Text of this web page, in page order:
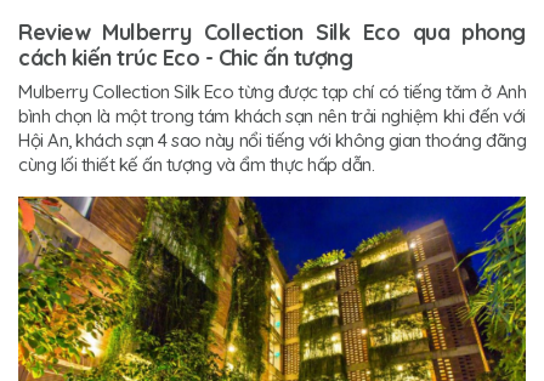
Review Mulberry Collection Silk Eco qua phong
cách kiến trúc Eco - Chic ấn tượng
Mulberry Collection Silk Eco từng được tạp chí có tiếng tăm ở Anh
bình chọn là một trong tám khách sạn nên trải nghiệm khi đến với
Hội An, khách sạn 4 sao này nổi tiếng với không gian thoáng đãng
cùng lối thiết kế ấn tượng và ẩm thực hấp dẫn.